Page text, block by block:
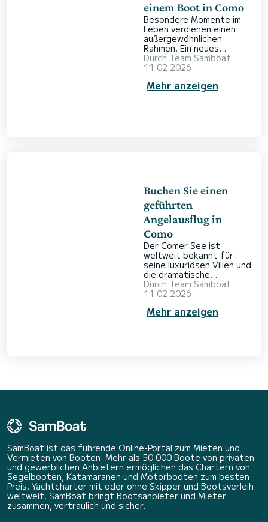
einem Boot in Como
Besondere Momente im
Leben verdienen einen
außergewöhnlichen
Rahmen. Ein neues
Lebensjahr auf dem
Wasser zu begrüßen, ist
Überraschung für Ihre
Schiffen für jede
Durch Team Samboat
11.02.2026
Mehr anzeigen
Buchen Sie einen
geführten
Angelausflug in
Como
Der Comer See ist
weltweit bekannt für
seine luxuriösen Villen und
die dramatische
Alpenkulisse. Doch unter
der spiegelglatten
eine lebendige
aktive
Durch Team Samboat
11.02.2026
Mehr anzeigen
SamBoat ist das führende Online-Portal zum Mieten und
Vermieten von Booten. Mehr als 50 000 Boote von privaten
und gewerblichen Anbietern ermöglichen das Chartern von
Segelbooten, Katamaranen und Motorbooten zum besten
Preis. Yachtcharter mit oder ohne Skipper und Bootsverleih
weltweit. SamBoat bringt Bootsanbieter und Mieter
zusammen, vertraulich und sicher.